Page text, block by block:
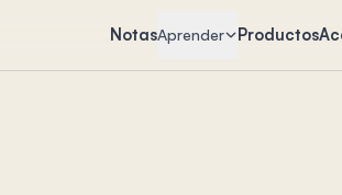
NotasAprender Productos